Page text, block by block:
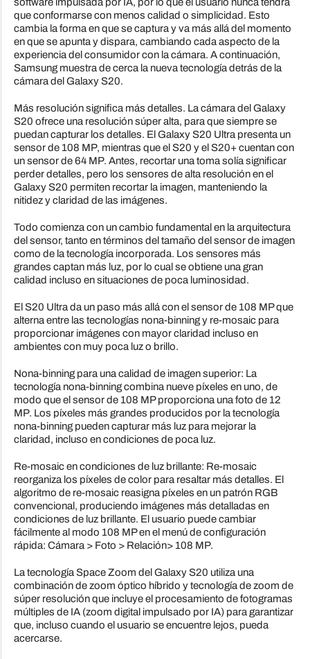
que conformarse con menos calidad o simplicidad. Esto
cambia la forma en que se captura y va más allá del momento
en que se apunta y dispara, cambiando cada aspecto de la
experiencia del consumidor con la cámara. A continuación,
Samsung muestra de cerca la nueva tecnología detrás de la
cámara del Galaxy S20.
Más resolución significa más detalles. La cámara del Galaxy
S20 ofrece una resolución súper alta, para que siempre se
puedan capturar los detalles. El Galaxy S20 Ultra presenta un
sensor de 108 MP, mientras que el S20 y el S20+ cuentan con
un sensor de 64 MP. Antes, recortar una toma solía significar
perder detalles, pero los sensores de alta resolución en el
Galaxy S20 permiten recortar la imagen, manteniendo la
nitidez y claridad de las imágenes.
Todo comienza con un cambio fundamental en la arquitectura
del sensor, tanto en términos del tamaño del sensor de imagen
como de la tecnología incorporada. Los sensores más
grandes captan más luz, por lo cual se obtiene una gran
calidad incluso en situaciones de poca luminosidad.
El S20 Ultra da un paso más allá con el sensor de 108 MP que
alterna entre las tecnologías nona-binning y re-mosaic para
proporcionar imágenes con mayor claridad incluso en
ambientes con muy poca luz o brillo.
Nona-binning para una calidad de imagen superior: La
tecnología nona-binning combina nueve píxeles en uno, de
modo que el sensor de 108 MP proporciona una foto de 12
MP. Los píxeles más grandes producidos por la tecnología
nona-binning pueden capturar más luz para mejorar la
claridad, incluso en condiciones de poca luz.
Re-mosaic en condiciones de luz brillante: Re-mosaic
reorganiza los píxeles de color para resaltar más detalles. El
algoritmo de re-mosaic reasigna píxeles en un patrón RGB
convencional, produciendo imágenes más detalladas en
condiciones de luz brillante. El usuario puede cambiar
fácilmente al modo 108 MP en el menú de configuración
rápida: Cámara > Foto > Relación> 108 MP.
La tecnología Space Zoom del Galaxy S20 utiliza una
combinación de zoom óptico híbrido y tecnología de zoom de
súper resolución que incluye el procesamiento de fotogramas
múltiples de IA (zoom digital impulsado por IA) para garantizar
que, incluso cuando el usuario se encuentre lejos, pueda
acercarse.